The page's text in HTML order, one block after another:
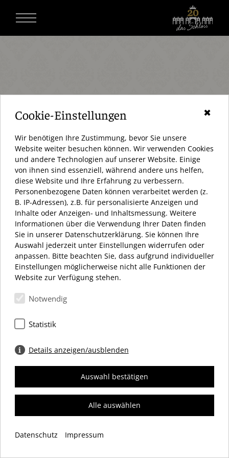
AKTUELL HABEN WIR GESCHLOSSEN
ÖFFNUNGSZEITEN:
MONTAG – SAMSTAG 10:00 – 20:00 UHR
+49 (0) 30 66 69 12 27
DATENSCHUTZ
Cookie-Einstellungen
Wir benötigen Ihre Zustimmung, bevor Sie unsere
Website weiter besuchen können. Wir verwenden Cookies
und andere Technologien auf unserer Website. Einige
von ihnen sind essenziell, während andere uns helfen,
diese Website und Ihre Erfahrung zu verbessern.
Personenbezogene Daten können verarbeitet werden (z.
B. IP-Adressen), z.B. für personalisierte Anzeigen und
Inhalte oder Anzeigen- und Inhaltsmessung. Weitere
Informationen über die Verwendung Ihrer Daten finden
Sie in unserer Datenschutzerklärung. Sie können Ihre
Auswahl jederzeit unter Einstellungen widerrufen oder
anpassen. Bitte beachten Sie, dass aufgrund individueller
Einstellungen möglicherweise nicht alle Funktionen der
Website zur Verfügung stehen.
Notwendig
Statistik
Details anzeigen/ausblenden
Auswahl bestätigen
Alle auswählen
Datenschutz Impressum
✖